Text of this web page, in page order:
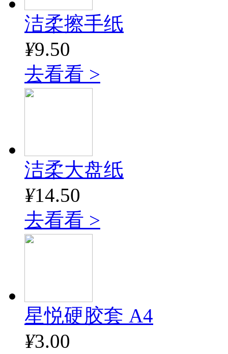
洁柔擦手纸
¥9.50
去看看 >
洁柔大盘纸
¥14.50
去看看 >
星悦硬胶套 A4
¥3.00